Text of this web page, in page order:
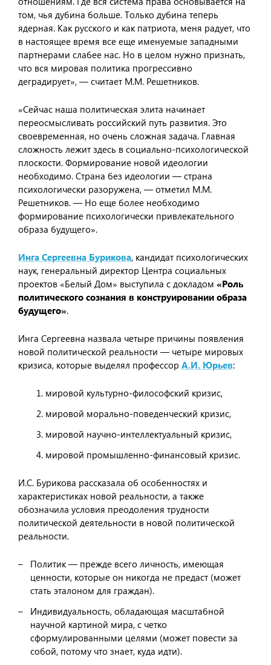
том, чья дубина больше. Только дубина теперь
ядерная. Как русского и как патриота, меня радует, что
в настоящее время все еще именуемые западными
партнерами слабее нас. Но в целом нужно признать,
что вся мировая политика прогрессивно
деградирует», — считает М.М. Решетников.
«Сейчас наша политическая элита начинает
переосмысливать российский путь развития. Это
своевременная, но очень сложная задача. Главная
сложность лежит здесь в социально-психологической
плоскости. Формирование новой идеологии
необходимо. Страна без идеологии — страна
психологически разоружена, — отметил М.М.
Решетников. — Но еще более необходимо
формирование психологически привлекательного
образа будущего».
Инга Сергеевна Бурикова, кандидат психологических
наук, генеральный директор Центра социальных
проектов «Белый Дом» выступила с докладом «Роль
политического сознания в конструировании образа
будущего».
Инга Сергеевна назвала четыре причины появления
новой политической реальности — четыре мировых
кризиса, которые выделял профессор А.И. Юрьев:
мировой культурно-философский кризис,
мировой морально-поведенческий кризис,
мировой научно-интеллектуальный кризис,
мировой промышленно-финансовый кризис.
И.С. Бурикова рассказала об особенностях и
характеристиках новой реальности, а также
обозначила условия преодоления трудности
политической деятельности в новой политической
реальности.
Политик — прежде всего личность, имеющая
ценности, которые он никогда не предаст (может
стать эталоном для граждан).
Индивидуальность, обладающая масштабной
научной картиной мира, с четко
сформулированными целями (может повести за
собой, потому что знает, куда идти).